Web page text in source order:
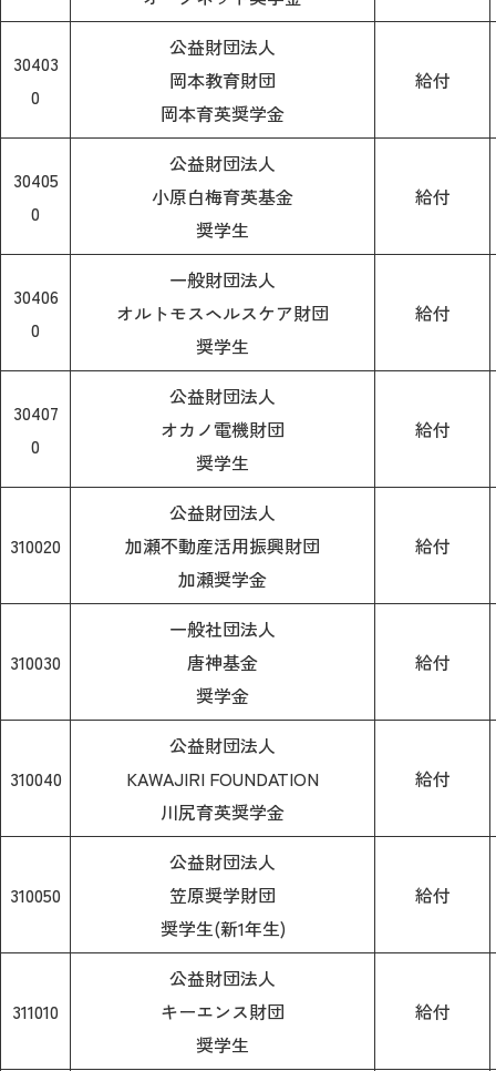
30403
0
公益財団法人
岡本教育財団
岡本育英奨学金
給付
30405
0
公益財団法人
小原白梅育英基金
奨学生
給付
30406
0
一般財団法人
オルトモスヘルスケア財団
奨学生
給付
30407
0
公益財団法人
オカノ電機財団
奨学生
給付
310020
公益財団法人
加瀬不動産活用振興財団
加瀬奨学金
給付
310030
一般社団法人
唐神基金
奨学金
給付
310040
公益財団法人
KAWAJIRI FOUNDATION
川尻育英奨学金
給付
310050
公益財団法人
笠原奨学財団
奨学生(新1年生)
給付
311010
公益財団法人
キーエンス財団
奨学生
給付